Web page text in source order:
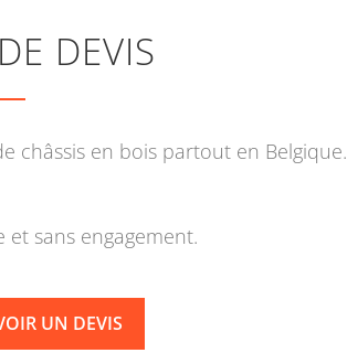
DEVIS
châssis en bois partout en Belgique.
sans engagement.
UN DEVIS